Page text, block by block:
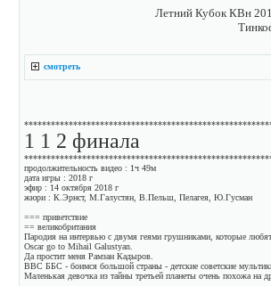
Летний Кубок КВн
смотреть
1 1 2 финала
продолжительность видео : 1ч 49м
дата игры : 2018 г
эфир : 14 октября 2018 г
жюри : К.Эрнст, М.Галустян, В.Пельш, Пелагея, Ю.Гусман
=== приветствие
== великобритания
Пародия на интервью с двумя геями грушниками, которые
Oscar go to Mihail Galustyan.
Да простит меня Рамзан Кадыров.
BBC ББС - боимся большой страны - детские советские
Маленькая девочка из тайны третьей планеты очень похожа на